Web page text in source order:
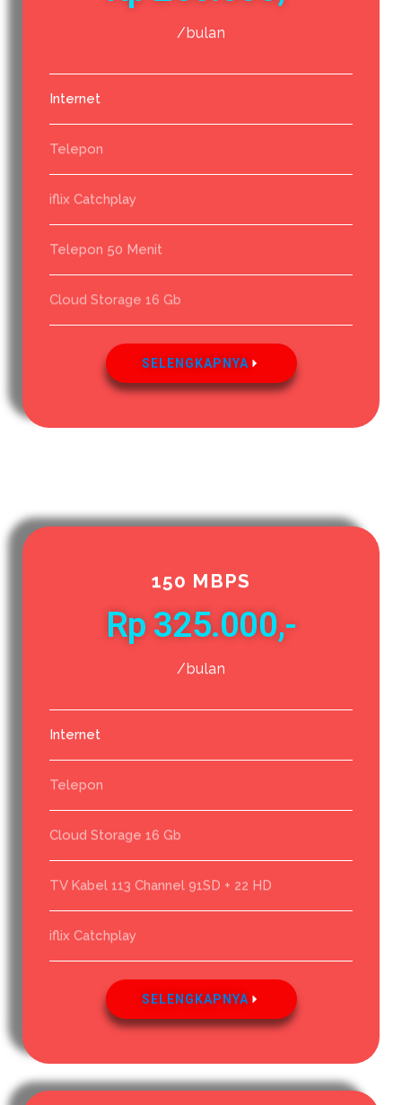
/bulan
Internet
Telepon
iflix Catchplay
Telepon 50 Menit
Cloud Storage 16 Gb
SELENGKAPNYA
150 MBPS
Rp 325.000,-
/bulan
Internet
Telepon
Cloud Storage 16 Gb
TV Kabel 113 Channel 91SD + 22 HD
iflix Catchplay
SELENGKAPNYA